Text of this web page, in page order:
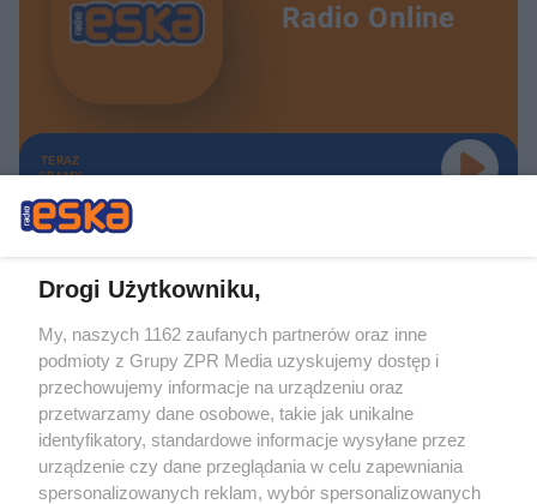
Radio Online
TERAZ
GRAMY
Żaden utwór zamieszczony w serwisie nie może być powielany i
rozpowszechniany lub dalej rozpowszechniany w jakikolwiek sposób (w
tym także elektroniczny lub mechaniczny) na jakimkolwiek polu
eksploatacji w jakiejkolwiek formie, włącznie z umieszczaniem w Internecie
bez pisemnej zgody właściciela praw. Jakiekolwiek użycie lub
wykorzystanie utworów w całości lub w części z naruszeniem prawa, tzn.
bez właściwej zgody, jest zabronione pod groźbą kary i może być ścigane
prawnie.
Drogi Użytkowniku,
My, naszych 1162 zaufanych partnerów oraz inne
podmioty z Grupy ZPR Media uzyskujemy dostęp i
przechowujemy informacje na urządzeniu oraz
przetwarzamy dane osobowe, takie jak unikalne
identyfikatory, standardowe informacje wysyłane przez
urządzenie czy dane przeglądania w celu zapewniania
spersonalizowanych reklam, wybór spersonalizowanych